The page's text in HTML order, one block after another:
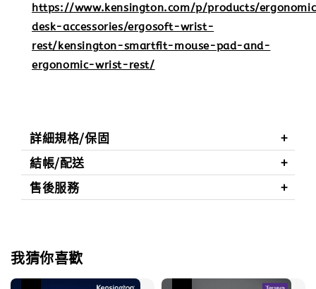
https://www.kensington.com/p/products/
desk-accessories/ergosoft-wrist-
rest/kensington-smartfit-mouse-pad-and-
ergonomic-wrist-rest/
詳細規格/保固
結帳/配送
售後服務
我猜你喜歡